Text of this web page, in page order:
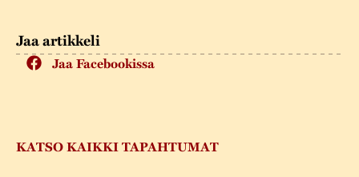
Jaa artikkeli
Jaa Facebookissa
KATSO KAIKKI TAPAHTUMAT